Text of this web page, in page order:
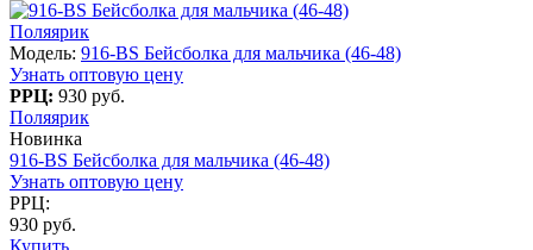
Поляярик
Модель: 916-BS Бейсболка для мальчика (46-48)
Узнать оптовую цену
РРЦ: 930 руб.
Поляярик
Новинка
916-BS Бейсболка для мальчика (46-48)
Узнать оптовую цену
РРЦ:
930 руб.
Купить